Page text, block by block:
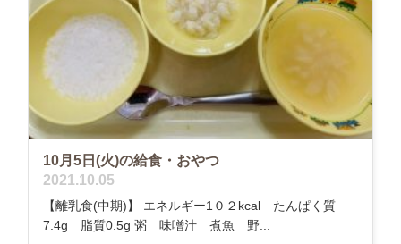
10月5日(火)の給食・おやつ
2021.10.05
【離乳食(中期)】 エネルギー1０２kcal たんぱく質
7.4g 脂質0.5g 粥 味噌汁 煮魚 野...